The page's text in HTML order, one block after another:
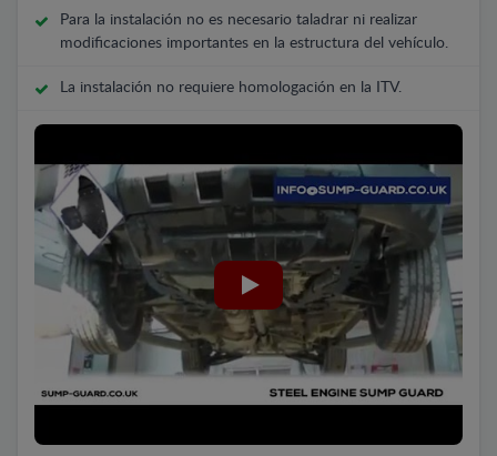
Para la instalación no es necesario taladrar ni realizar
modificaciones importantes en la estructura del vehículo.
La instalación no requiere homologación en la ITV.